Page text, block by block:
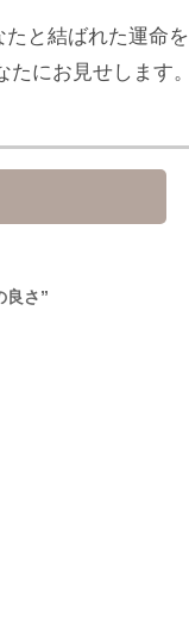
と結ばれた運命を
にお見せします。
良さ”